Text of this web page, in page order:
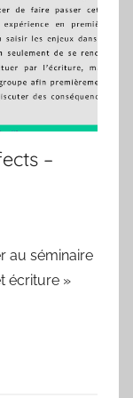
–
au séminaire
écriture »